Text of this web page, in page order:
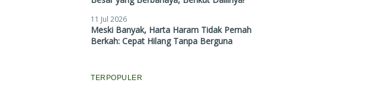
11 Jul 2026
Meski Banyak, Harta Haram Tidak Pernah
Berkah: Cepat Hilang Tanpa Berguna
TERPOPULER